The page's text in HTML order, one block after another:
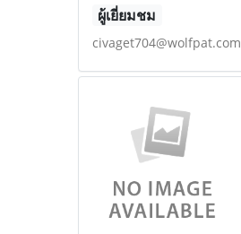
ผู้เยี่ยมชม
civaget704@wolfpat.com